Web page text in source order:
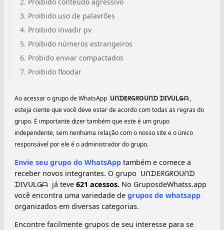
Proibido uso de palavrões
Proibido invadir pv
Proibido números estrangeiros
Probido enviar compactados
Proibido floodar
Ao acessar o grupo de WhatsApp ️ ᑌᑎᗪEᖇGᖇOᑌᑎᗪ ᗪIᐯᑌᒪǤᗩ ️ ,
esteja ciente que você deve estar de acordo com todas as regras do
grupo. É importante dizer também que este é um grupo
independente, sem nenhuma relação com o nosso site e o único
responsável por ele é o administrador do grupo.
Envie seu grupo do WhatsApp também e comece a
receber novos integrantes. O grupo ️ ᑌᑎᗪEᖇGᖇOᑌᑎᗪ
ᗪIᐯᑌᒪǤᗩ ️ já teve 621 acessos. No GruposdeWhatss.app
você encontra uma variedade de grupos de whatsapp
organizados em diversas categorias.
Encontre facilmente grupos de seu interesse para se